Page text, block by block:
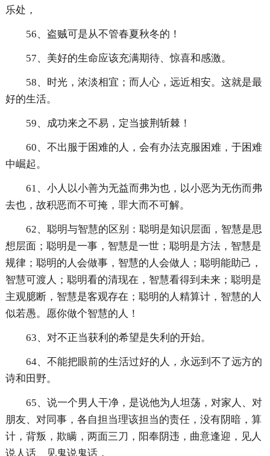
乐处，
56、盗贼可是从不管春夏秋冬的！
57、美好的生命应该充满期待、惊喜和感激。
58、时光，浓淡相宜；而人心，远近相安。这就是最
好的生活。
59、成功来之不易，定当披荆斩棘！
60、不出服于困难的人，会有办法克服困难，于困难
中崛起。
61、小人以小善为无益而弗为也，以小恶为无伤而弗
去也，故积恶而不可掩，罪大而不可解。
62、聪明与智慧的区别：聪明是知识层面，智慧是思
想层面；聪明是一事，智慧是一世；聪明是方法，智慧是
规律；聪明的人会做事，智慧的人会做人；聪明能助己，
智慧可渡人；聪明看的清现在，智慧看得到未来；聪明是
主观臆断，智慧是客观存在；聪明的人精算计，智慧的人
似若愚。愿你做个智慧的人！
63、对不正当获利的希望是失利的开始。
64、不能把眼前的生活过好的人，永远到不了远方的
诗和田野。
65、说一个男人干净，是说他为人坦荡，对家人、对
朋友、对同事，各自担当理该担当的责任，没有阴暗，算
计，背叛，欺瞒，两面三刀，阳奉阴违，曲意逢迎，见人
说人话、见鬼说鬼话，